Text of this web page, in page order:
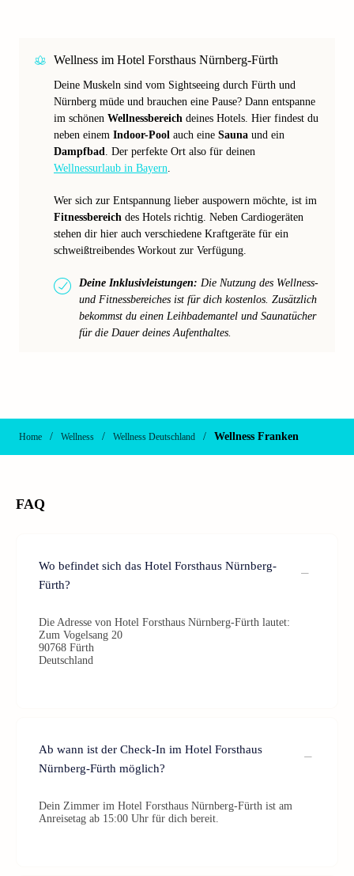
Wellness im Hotel Forsthaus Nürnberg-Fürth
Deine Muskeln sind vom Sightseeing durch Fürth und
Nürnberg müde und brauchen eine Pause? Dann entspanne
im schönen Wellnessbereich deines Hotels. Hier findest du
neben einem Indoor-Pool auch eine Sauna und ein
Dampfbad. Der perfekte Ort also für deinen
Wellnessurlaub in Bayern.
Wer sich zur Entspannung lieber auspowern möchte, ist im
Fitnessbereich des Hotels richtig. Neben Cardiogeräten
stehen dir hier auch verschiedene Kraftgeräte für ein
schweißtreibendes Workout zur Verfügung.
Deine Inklusivleistungen: Die Nutzung des Wellness-
und Fitnessbereiches ist für dich kostenlos. Zusätzlich
bekommst du einen Leihbademantel und Saunatücher
für die Dauer deines Aufenthaltes.
Home / Wellness / Wellness Deutschland / Wellness Franken
FAQ
Wo befindet sich das Hotel Forsthaus Nürnberg-
Fürth?
Die Adresse von Hotel Forsthaus Nürnberg-Fürth lautet:
Zum Vogelsang 20
90768 Fürth
Deutschland
Ab wann ist der Check-In im Hotel Forsthaus
Nürnberg-Fürth möglich?
Dein Zimmer im Hotel Forsthaus Nürnberg-Fürth ist am
Anreisetag ab 15:00 Uhr für dich bereit.